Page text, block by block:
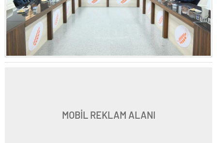
MOBİL REKLAM ALANI